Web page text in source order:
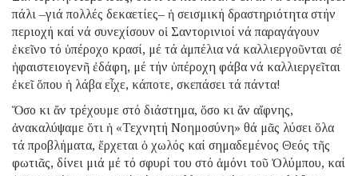
πάλι –γιά πολλές δεκαετίες– ἡ σεισμική δραστηριότητα στήν
περιοχή καί νά συνεχίσουν οἱ Σαντορινιοί νά παραγάγουν
ἐκεῖνο τό ὑπέροχο κρασί, μέ τά ἀμπέλια νά καλλιεργοῦνται σέ
ἡφαιστειογενῆ ἐδάφη, μέ τήν ὑπέροχη φάβα νά καλλιεργεῖται
ἐκεῖ ὅπου ἡ λάβα εἶχε, κάποτε, σκεπάσει τά πάντα!
Ὅσο κι ἄν τρέχουμε στό διάστημα, ὅσο κι ἄν αἴφνης,
ἀνακαλύψαμε ὅτι ἡ «Τεχνητή Νοημοσύνη» θά μᾶς λύσει ὅλα
τά προβλήματα, ἔρχεται ὁ χωλός καί σημαδεμένος Θεός τῆς
φωτιᾶς, δίνει μιά μέ τό σφυρί του στό ἀμόνι τοῦ Ὀλύμπου, καί